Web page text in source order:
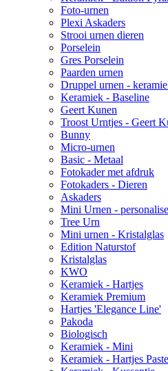
Foto-urnen
Plexi Askaders
Strooi urnen dieren
Porselein
Gres Porselein
Paarden urnen
Druppel urnen -
Keramiek - Baseline
Geert Kunen
Troost Urntjes - Geert
Bunny
Micro-urnen
Basic - Metaal
Fotokader met afdruk
Fotokaders - Dieren
Askaders
Mini Urnen -
Tree Urn
Mini urnen - Kristalglas
Edition Naturstof
Kristalglas
KWO
Keramiek - Hartjes
Keramiek Premium
Hartjes 'Elegance Line'
Pakoda
Biologisch
Keramiek - Mini
Keramiek - Hartjes